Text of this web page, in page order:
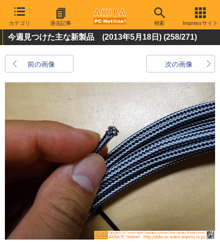
カテゴリ 過去記事 検索 Impressサイト
今週見つけた主な新製品 (2013年5月18日) (258/271)
前の画像 次の画像